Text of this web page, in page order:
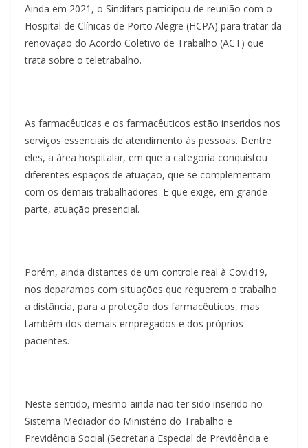
Ainda em 2021, o Sindifars participou de reunião com o
Hospital de Clínicas de Porto Alegre (HCPA) para tratar da
renovação do Acordo Coletivo de Trabalho (ACT) que
trata sobre o teletrabalho.
As farmacêuticas e os farmacêuticos estão inseridos nos
serviços essenciais de atendimento às pessoas. Dentre
eles, a área hospitalar, em que a categoria conquistou
diferentes espaços de atuação, que se complementam
com os demais trabalhadores. E que exige, em grande
parte, atuação presencial.
Porém, ainda distantes de um controle real à Covid19,
nos deparamos com situações que requerem o trabalho
a distância, para a proteção dos farmacêuticos, mas
também dos demais empregados e dos próprios
pacientes.
Neste sentido, mesmo ainda não ter sido inserido no
Sistema Mediador do Ministério do Trabalho e
Previdência Social (Secretaria Especial de Previdência e